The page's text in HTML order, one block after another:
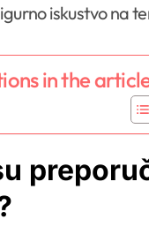
iskustvo na
in the